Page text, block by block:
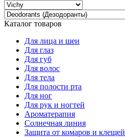
Каталог товаров
Для лица и шеи
Для глаз
Для губ
Для волос
Для тела
Для полости рта
Для ног
Для рук и ногтей
Ароматерапия
Солнечная линия
Защита от комаров и клещей